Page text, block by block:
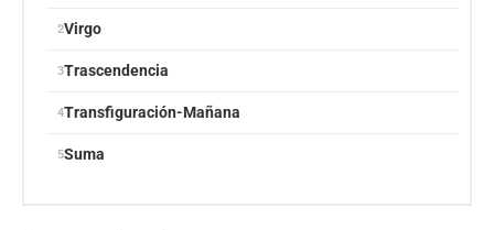
Virgo
Trascendencia
Transfiguración-Mañana
Suma